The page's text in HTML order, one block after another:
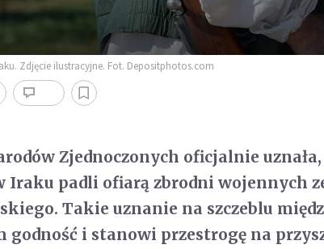
Zdjęcie ilustracyjne. Fot. Depositphotos.com
Zjednoczonych oficjalnie uznała,
Iraku padli ofiarą zbrodni wojennych
Takie uznanie na szczeblu
godność i stanowi przestrogę na